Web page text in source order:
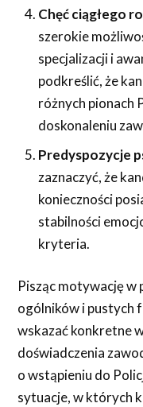
Chęć ciągłego
szerokie
specjalizacji i
podkreślić, że
różnych pionach
doskonaleniu
Predyspozycje
zaznaczyć, że
konieczności
stabilności
kryteria.
Pisząc motywację w
ogólników i pustych
wskazać konkretne
doświadczenia
o wstąpieniu do
sytuacje, w których